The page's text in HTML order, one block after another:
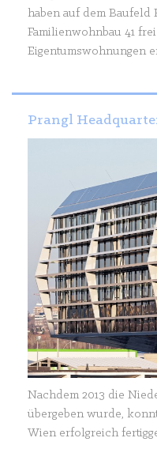
haben auf dem Baufeld
Familienwohnbau 41
Eigentumswohnungen
Prangl
Nachdem 2013 die
übergeben wurde,
Wien erfolgreich